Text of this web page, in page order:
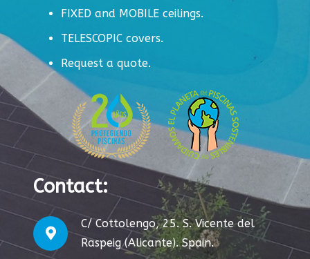
FIXED and MOBILE ceilings.
TELESCOPIC covers.
Request a quote.
Contact:
C/ Cottolengo, 25. S. Vicente del
Raspeig (Alicante). Spain.